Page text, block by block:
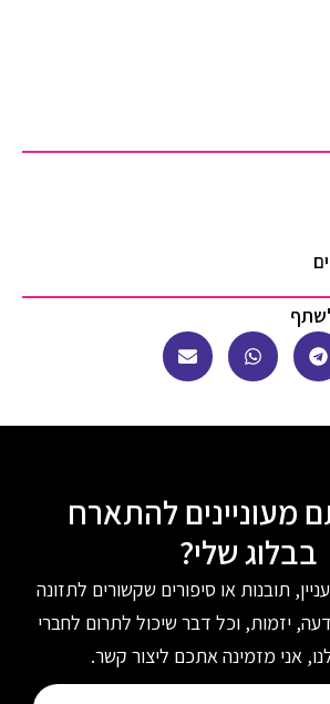
מעוניינים להתארח
בבלוג שלי?
תובנות או סיפורים שקשורים לתזונה
יזמות, וכל דבר שיכול לתרום לחברי
אני מזמינה אתכם ליצור קשר.